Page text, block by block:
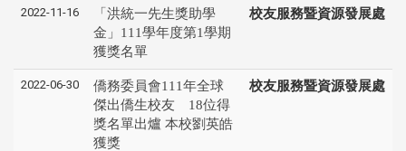
2022-11-16
「洪統一先生獎助學
金」111學年度第1學期
獲獎名單
校友服務暨資源發展處
2022-06-30
僑務委員會111年全球
傑出僑生校友 18位得
獎名單出爐 本校劉英皓
獲獎
校友服務暨資源發展處